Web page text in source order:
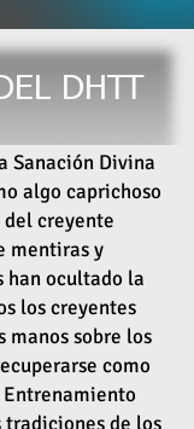
DHTT
Sanación Divina
algo caprichoso
creyente
mentiras y
han ocultado la
los creyentes
manos sobre los
como
Entrenamiento
tradiciones de los